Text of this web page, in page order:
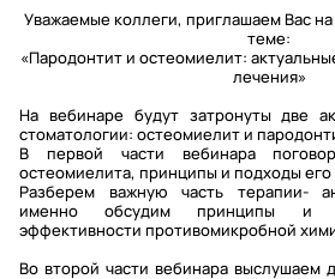
Уважаемые коллеги, приглашаем Вас
теме:
«Пародонтит и остеомиелит:
лечения»
На вебинаре будут затронуты две
стоматологии: остеомиелит и
В первой части вебинара
остеомиелита, принципы и подходы его
Разберем важную часть терапии-
именно обсудим принципы и
эффективности противомикробной
Во второй части вебинара выслушаем